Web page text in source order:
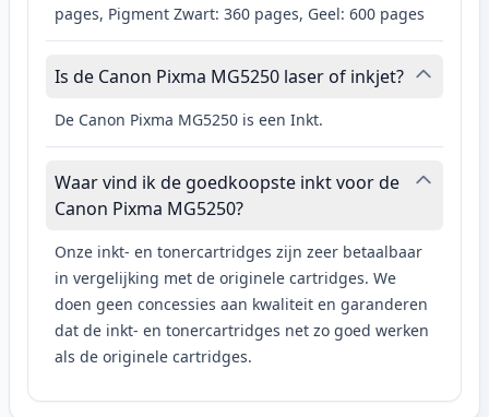
pages, Pigment Zwart: 360 pages, Geel: 600 pages
Is de Canon Pixma MG5250 laser of inkjet?
De Canon Pixma MG5250 is een Inkt.
Waar vind ik de goedkoopste inkt voor de
Canon Pixma MG5250?
Onze inkt- en tonercartridges zijn zeer betaalbaar
in vergelijking met de originele cartridges. We
doen geen concessies aan kwaliteit en garanderen
dat de inkt- en tonercartridges net zo goed werken
als de originele cartridges.